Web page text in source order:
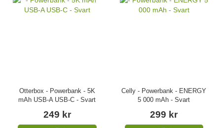
Otterbox - Powerbank - 5K
mAh USB-A USB-C - Svart
249 kr
Celly - Powerbank - ENERGY
5 000 mAh - Svart
299 kr